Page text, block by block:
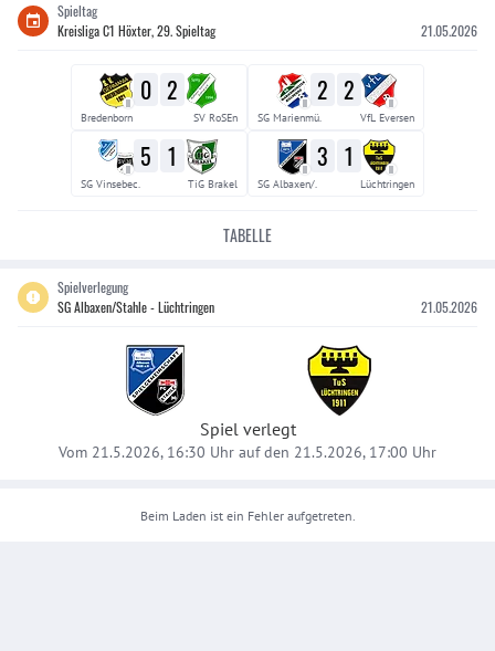
Spieltag
Kreisliga C1 Höxter, 29. Spieltag
21.05.2026
II 0 2
Bredenborn SV RoSEn
II 2 2 II
SG Marienmü. VfL Eversen
II 5 1
SG Vinsebec. TiG Brakel
II 3 1 II
SG Albaxen/. Lüchtringen
TABELLE
Spielverlegung
SG Albaxen/Stahle - Lüchtringen
21.05.2026
Spiel verlegt
Vom 21.5.2026, 16:30 Uhr auf den 21.5.2026, 17:00 Uhr
Beim Laden ist ein Fehler aufgetreten.